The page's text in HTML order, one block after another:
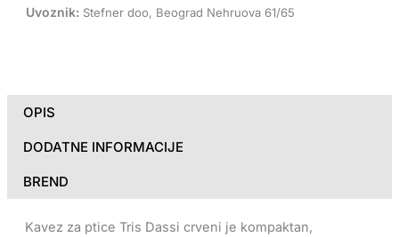
Uvoznik: Stefner doo, Beograd Nehruova 61/65
OPIS
DODATNE INFORMACIJE
BREND
Kavez za ptice Tris Dassi crveni je kompaktan,